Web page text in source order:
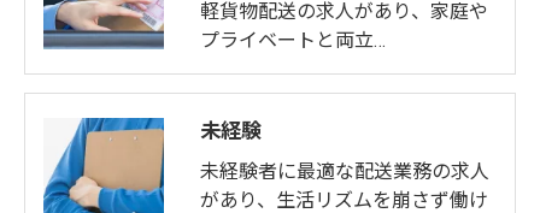
軽貨物配送の求人があり、家庭や
プライベートと両立…
未経験
未経験者に最適な配送業務の求人
があり、生活リズムを崩さず働け